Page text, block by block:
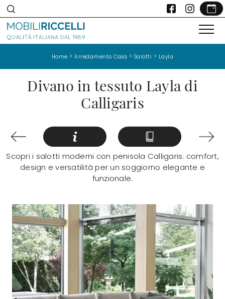
Home >Arredamento Casa > Salotti > Layla
Divano in tessuto Layla di
Calligaris
Scopri i salotti moderni con penisola Calligaris: comfort,
design e versatilità per un soggiorno elegante e
funzionale.